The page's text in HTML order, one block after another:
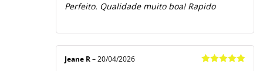
de 5
Perfeito. Qualidade muito boa! Rapido
Jeane R – 20/04/2026